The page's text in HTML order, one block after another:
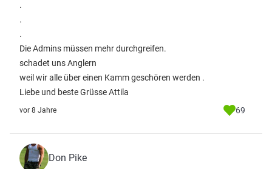
.
.
.
Die Admins müssen mehr durchgreifen.
schadet uns Anglern
weil wir alle über einen Kamm geschören werden .
Liebe und beste Grüsse Attila
vor 8 Jahre 69
Don Pike